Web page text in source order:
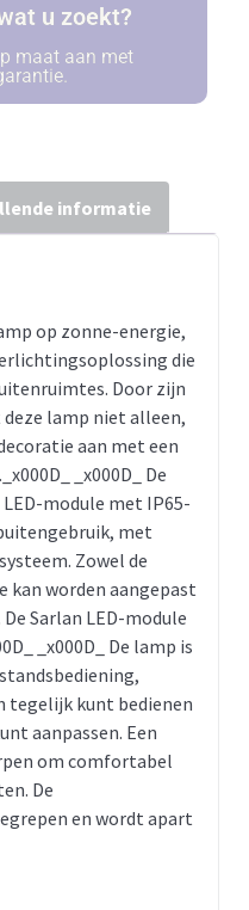
u zoekt?
maat aan met
informatie
op zonne-energie,
die
Door zijn
lamp niet alleen,
aan met een
_x000D_ De
module met IP65-
met
Zowel de
worden aangepast
Sarlan LED-module
_x000D_ De lamp is
tegelijk kunt bedienen
aanpassen. Een
om comfortabel
De
en wordt apart